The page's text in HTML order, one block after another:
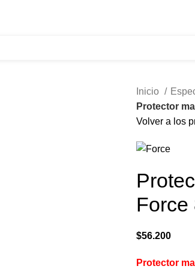
Inicio
Protector
Volver a los
Force
$56.200
Protector